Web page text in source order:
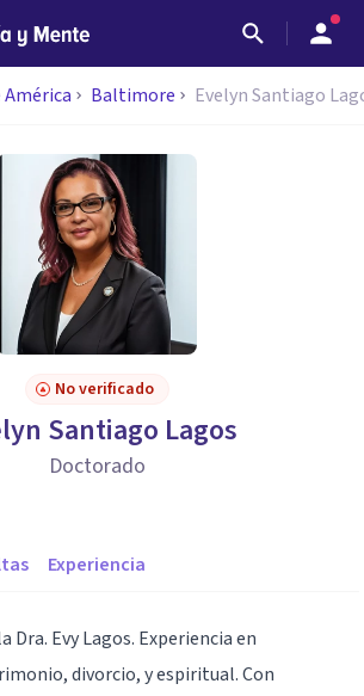
América Baltimore Evelyn Santiago
No verificado
Santiago Lagos
Doctorado
Experiencia
Dra. Evy Lagos. Experiencia en
divorcio, y espiritual. Con